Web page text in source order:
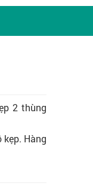
2 thùng
Hàng